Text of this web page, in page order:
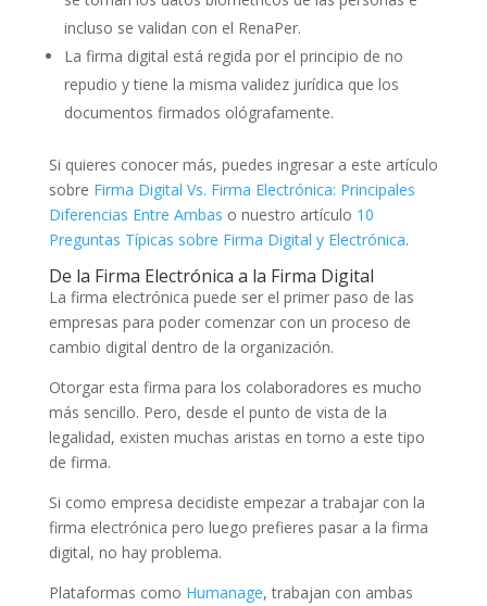
incluso se validan con el RenaPer.
La firma digital está regida por el principio de no
repudio y tiene la misma validez jurídica que los
documentos firmados ológrafamente.
Si quieres conocer más, puedes ingresar a este artículo
sobre Firma Digital Vs. Firma Electrónica: Principales
Diferencias Entre Ambas o nuestro artículo 10
Preguntas Típicas sobre Firma Digital y Electrónica.
De la Firma Electrónica a la Firma Digital
La firma electrónica puede ser el primer paso de las
empresas para poder comenzar con un proceso de
cambio digital dentro de la organización.
Otorgar esta firma para los colaboradores es mucho
más sencillo. Pero, desde el punto de vista de la
legalidad, existen muchas aristas en torno a este tipo
de firma.
Si como empresa decidiste empezar a trabajar con la
firma electrónica pero luego prefieres pasar a la firma
digital, no hay problema.
Plataformas como Humanage, trabajan con ambas